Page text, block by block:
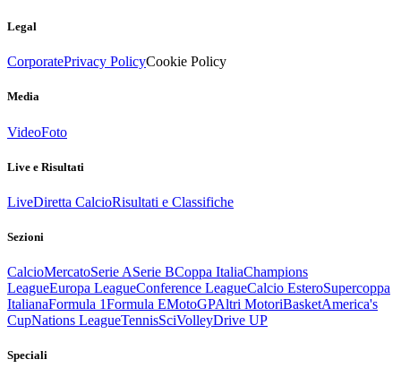
Legal
CorporatePrivacy PolicyCookie Policy
Media
VideoFoto
Live e Risultati
LiveDiretta CalcioRisultati e Classifiche
Sezioni
CalcioMercatoSerie ASerie BCoppa ItaliaChampions
LeagueEuropa LeagueConference LeagueCalcio EsteroSupercoppa
ItalianaFormula 1Formula EMotoGPAltri MotoriBasketAmerica's
CupNations LeagueTennisSciVolleyDrive UP
Speciali